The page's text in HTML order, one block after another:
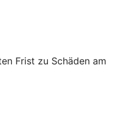
Frist zu Schäden am